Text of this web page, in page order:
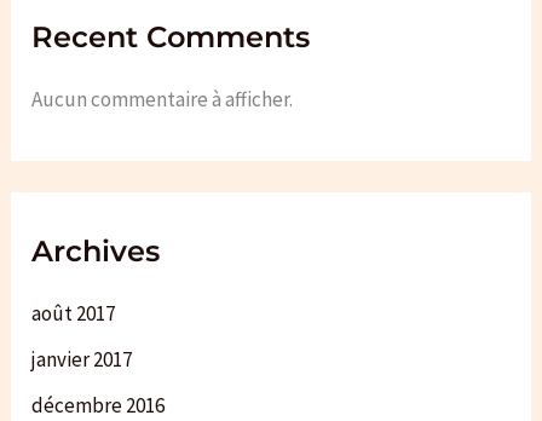
Recent Comments
Aucun commentaire à afficher.
Archives
août 2017
janvier 2017
décembre 2016